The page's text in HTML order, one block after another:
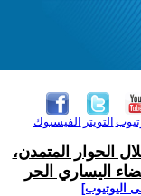
الفيسبوك التويتر
الحوار المتمدن،
اليساري الحر
اليوتيوب]